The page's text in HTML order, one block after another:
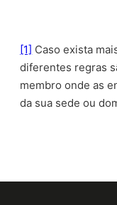
[1] Caso exista
diferentes regras
membro onde as
da sua sede ou